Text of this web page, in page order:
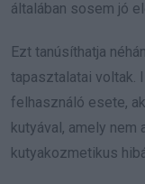
általában sosem jó
Ezt tanúsíthatja
tapasztalatai voltak.
felhasználó esete,
kutyával, amely nem
kutyakozmetikus